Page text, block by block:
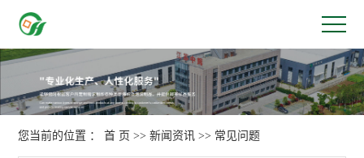
您当前的位置 ：首 页 >>新闻资讯 >> 常见问题